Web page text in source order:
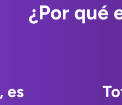
¿Por qué
es